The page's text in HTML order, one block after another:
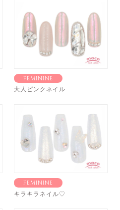
FEMININE
大人ピンクネイル
FEMININE
キラキラネイル♡